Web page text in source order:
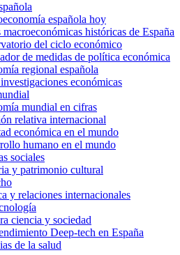
española hoy
macroeconómicas históricas de España
del ciclo económico
de medidas de política económica
regional española
económicas
mundial en cifras
relativa internacional
económica en el mundo
humano en el mundo
sociales
y patrimonio cultural
y relaciones internacionales
ciencia y sociedad
Deep-tech en España
de la salud